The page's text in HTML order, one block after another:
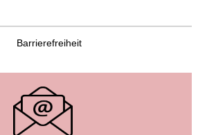
Barrierefreiheit